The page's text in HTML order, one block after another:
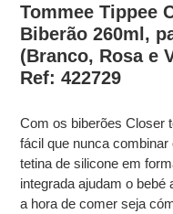
produto
ao
seu
carrinho
Tommee Tippee
Biberão 260ml,
(Branco, Rosa e
Ref: 422729
Com os biberões Closer
fácil que nunca
tetina de silicone em
integrada ajudam o
a hora de comer seja